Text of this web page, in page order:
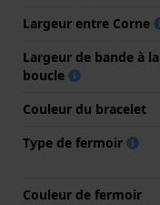
Largeur entre Corne
Largeur de bande à la
boucle
Couleur du bracelet
Type de fermoir
Couleur de fermoir